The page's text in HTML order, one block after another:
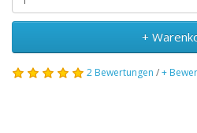
+
2 Bewertungen /+